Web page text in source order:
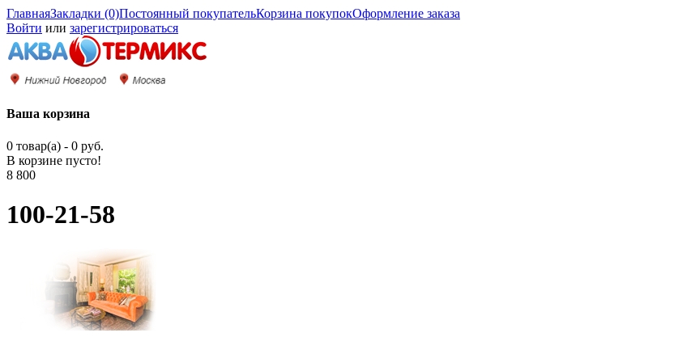
ГлавнаяЗакладки (0)Постоянный покупательКорзина покупокОформление заказа
Войти или зарегистрироваться
Ваша корзина
0 товар(а) - 0 руб.
В корзине пусто!
8 800
100-21-58